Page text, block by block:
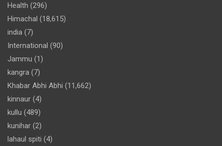
Health (296)
Himachal (18,615)
india (7)
International (90)
Jammu (1)
kangra (7)
Khabar Abhi Abhi (11,662)
kinnaur (4)
kullu (489)
kunihar (2)
lahaul spiti (4)